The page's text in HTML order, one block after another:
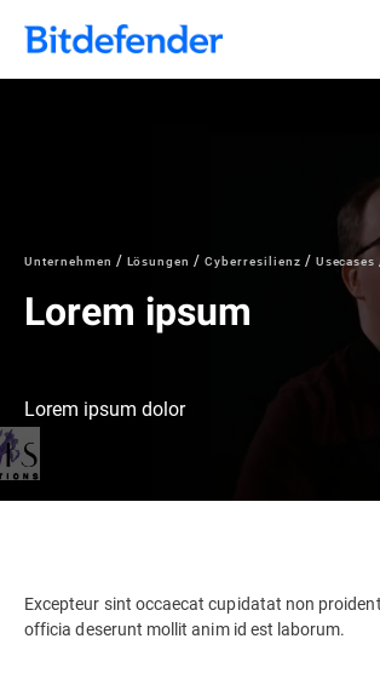
Datensouveränität in der Cybersicherheit:
30. Juli. Jetzt registrieren >>
Unternehmen Lösungen Cyberresilienz Usecases
Lorem ipsum
Lorem ipsum dolor
Excepteur sint occaecat cupidatat non
officia deserunt mollit anim id est laborum.